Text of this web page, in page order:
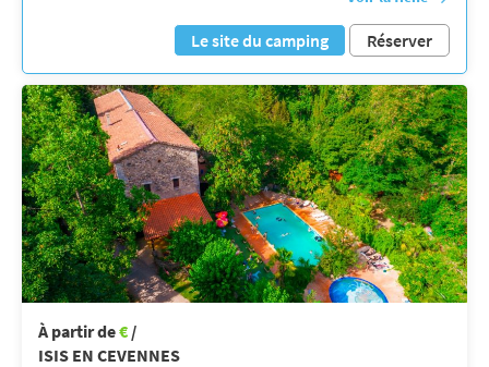
Le site du camping Réserver
À partir de€ /
ISIS EN CEVENNES